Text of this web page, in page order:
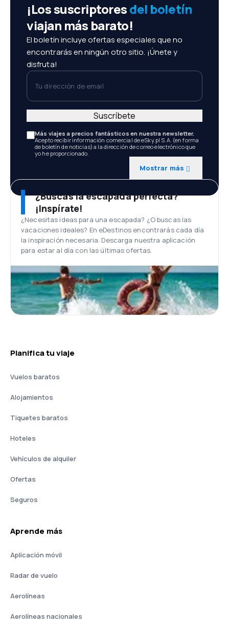
¡Los suscriptoresdel boletín
viajan más barato!
El boletín incluye ofertas especiales que no
encontrarás en ningún otro sitio. ¡Únete y
disfruta!
Tu dirección de email
Más viajes a precios fantásticos en nuestra newsletter.
Acepto recibir información comercial de eSky.pl S.A. (en forma
de boletín de noticias) a la dirección de correo electrónico que
yo he proporcionado.
Mostrar más
Suscríbete
¿Buscas la escapada perfecta?
¡Inspírate!
¿Necesitas ideas para una escapada? ¿O buscas las
vacaciones ideales? En eDestinos encontrarás cada día
la inspiración necesaria. Descarga nuestra aplicación
para estar al día con las últimas ofertas.
Planifica tu viaje
Vuelos baratos
Alojamientos
Tiquetes baratos
Hoteles
Vehículos de alquiler
Ofertas
Seguros
Aprende más
Aplicación móvil
Radar de vuelo
Aerolíneas
Aerolíneas nacionales